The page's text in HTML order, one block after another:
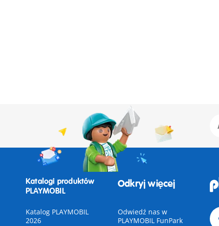
Katalogi produktów
PLAYMOBIL
Katalog PLAYMOBIL
2026
Odkryj więcej
Odwiedź nas w
PLAYMOBIL FunPark